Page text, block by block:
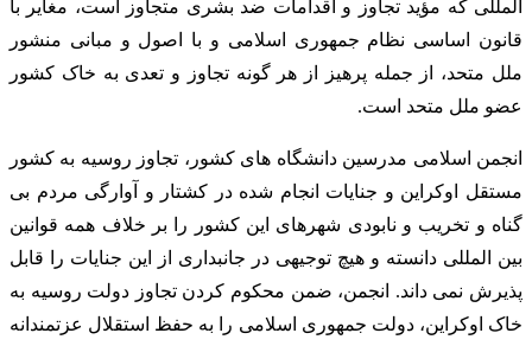
المللی که مؤید تجاوز و اقدامات ضد بشری متجاوز است، مغایر با
قانون اساسی نظام جمهوری اسلامی و با اصول و مبانی منشور
ملل متحد، از جمله پرهیز از هر گونه تجاوز و تعدی به خاک کشور
عضو ملل متحد است.
انجمن اسلامی مدرسین دانشگاه های کشور، تجاوز روسیه به کشور
مستقل اوکراین و جنایات انجام شده در کشتار و آوارگی مردم بی
گناه و تخریب و نابودی شهرهای این کشور را بر خلاف همه قوانین
بین المللی دانسته و هیچ توجیهی در جانبداری از این جنایات را قابل
پذیرش نمی داند. انجمن، ضمن محکوم کردن تجاوز دولت روسیه به
خاک اوکراین، دولت جمهوری اسلامی را به حفظ استقلال عزتمندانه